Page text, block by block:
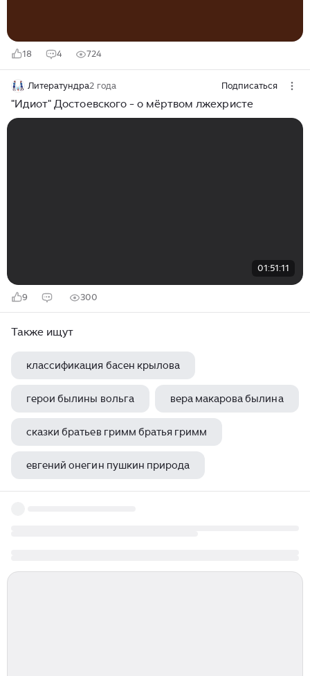
18 4 724
Литератундра2 года Подписаться
"Идиот" Достоевского - о мёртвом лжехристе
01:51:11
9 300
Также ищут
классификация басен крылова
герои былины вольга вера макарова былина
сказки братьев гримм братья гримм
евгений онегин пушкин природа